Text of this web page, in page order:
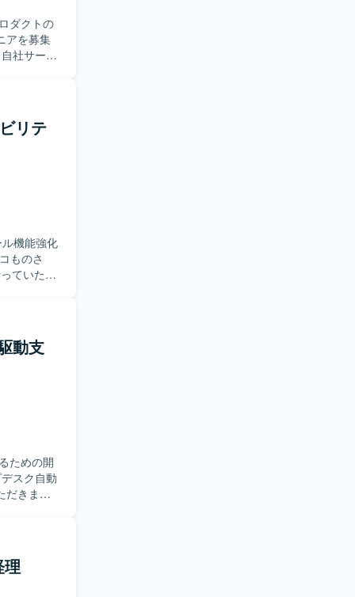
ダクトの
アを募集
歴史のあ
ダクト
位のプ
してご
断にお
【求
ただけ
を進め
携しな
い状況で
表層的
思考プロ
きるた
定やパ
バーの
ていた
りま
、
データ
す。開発
。
リテ
機能強化
ていただ
AI機能
ジェク
用・保
しいプ
方にマ
お持ち
ートア
経験を積
な開発に
して
して
動支
ための開
だきま
あり、
ティイ
ていた